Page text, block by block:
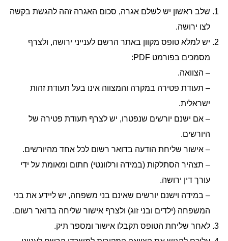
שלב ראשון יש לשלם אגרה, סכום האגרה זהה להגשת בקשה
לצו ירושה.
יש למלא טופס מקוון באתר הרשם לענייני ירושה, ולצרף
מסמכים בפורמט PDF:
– הצוואה.
– תעודת פטירה במקרה והמצווה אינו בעל תעודת זהות
ישראלית.
– אם ישנם יורשים שנפטרו, יש לצרף תעודת פטירה של
היורשים.
– אישור שליחת הודעה בדואר רשום לכל אחד מהיורשים.
– תצהיר הסתלקות (במידה ורלוונטי) חתום ומאומת על ידי
עורך דין ירושה.
– במידה וישנם יורשים שאינם בני משפחה, יש ליידע את בני
המשפחה (ילדים ובני זוג) ולצרף אישור שליחה בדואר רשום.
לאחר שליחת הטופס תקבלו אישור ומספר תיק.